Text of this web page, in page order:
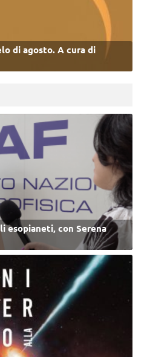
di agosto. A cura di
esopianeti, con Serena